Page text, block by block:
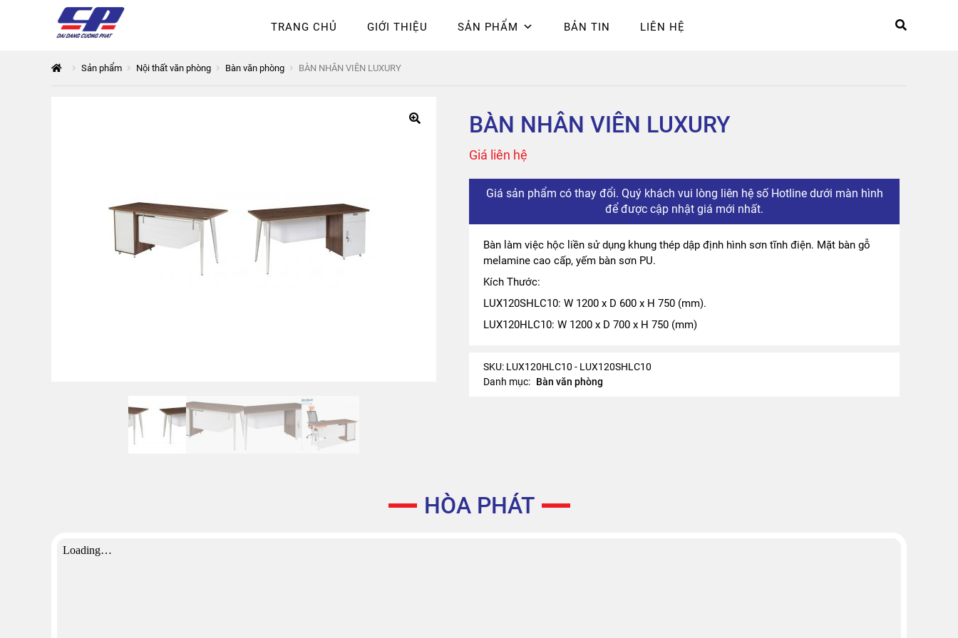
TRANG CHỦ GIỚI THIỆU SẢN PHẨM BẢN TIN LIÊN HỆ
Tổng quan 168 Thuận Quân Chính sách bảo mật
Sản phẩm Nội thất văn phòng Bàn văn phòng BÀN NHÂN VIÊN LUXURY
BÀN NHÂN VIÊN LUXURY
Giá liên hệ
Giá sản phẩm có thay đổi. Quý khách vui lòng liên hệ số Hotline dưới màn hình
để được cập nhật giá mới nhất.
Bàn làm việc hộc liền sử dụng khung thép dập định hình sơn tĩnh điện. Mặt bàn gỗ
melamine cao cấp, yếm bàn sơn PU.
Kích Thước:
LUX120SHLC10: W 1200 x D 600 x H 750 (mm).
LUX120HLC10: W 1200 x D 700 x H 750 (mm)
SKU: LUX120HLC10 - LUX120SHLC10
Danh mục: Bàn văn phòng
HÒA PHÁT